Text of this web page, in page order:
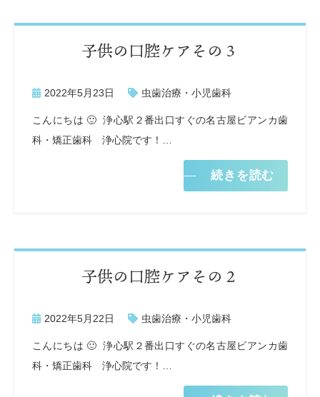
子供の口腔ケアその３
2022年5月23日 虫歯治療・小児歯科
こんにちは 🙂 浄心駅２番出口すぐの名古屋ビアンカ歯
科・矯正歯科 浄心院です！…
続きを読む
子供の口腔ケアその２
2022年5月22日 虫歯治療・小児歯科
こんにちは 🙂 浄心駅２番出口すぐの名古屋ビアンカ歯
科・矯正歯科 浄心院です！…